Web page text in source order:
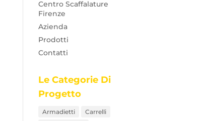
Centro Scaffalature
Firenze
Azienda
Prodotti
Contatti
Le Categorie Di
Progetto
Armadietti
Carrelli